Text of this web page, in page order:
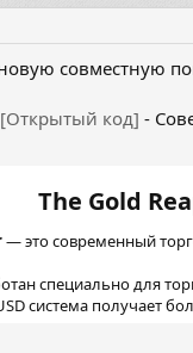
совместную
[Открытый код] -
The Gold
— это современный
специально для
система получает